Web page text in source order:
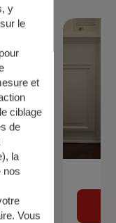
y
le
et
ciblage
de
), la
nos
Vous